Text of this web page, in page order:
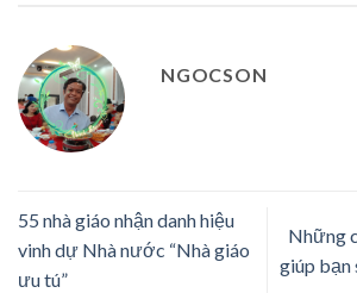
NGOCSON
55 nhà giáo nhận danh hiệu
vinh dự Nhà nước “Nhà giáo
ưu tú”
Những
giúp bạn